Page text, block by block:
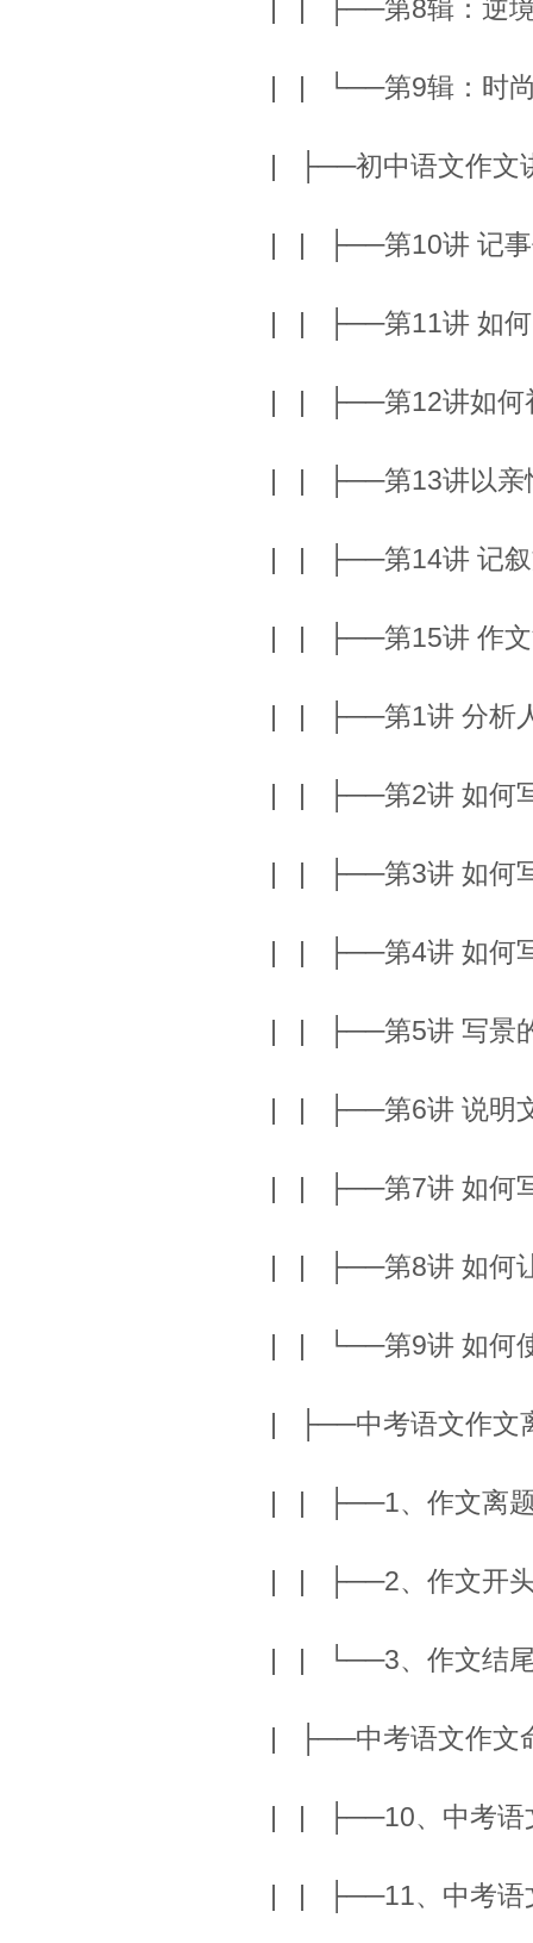
| | ├──第8辑：逆
| | └──第9辑：时尚
| ├──初中语文作文
| | ├──第10讲 记事
| | ├──第11讲 如何
| | ├──第12讲如何
| | ├──第13讲以亲
| | ├──第14讲 记叙
| | ├──第15讲 作文
| | ├──第1讲 分析
| | ├──第2讲 如何写
| | ├──第3讲 如何写
| | ├──第4讲 如何
| | ├──第5讲 写景
| | ├──第6讲 说明
| | ├──第7讲 如何
| | ├──第8讲 如何让
| | └──第9讲 如何
| ├──中考语文作文
| | ├──1、作文离题
| | ├──2、作文开头
| | └──3、作文结尾
| ├──中考语文作文
| | ├──10、中考语
| | ├──11、中考语